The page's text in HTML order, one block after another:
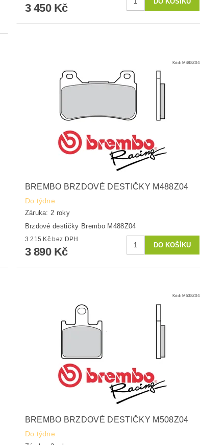
3 450 Kč
Kód: M488Z04
BREMBO BRZDOVÉ DESTIČKY M488Z04
Do týdne
Záruka: 2 roky
Brzdové destičky Brembo M488Z04
3 215 Kč bez DPH
3 890 Kč
Kód: M508Z04
BREMBO BRZDOVÉ DESTIČKY M508Z04
Do týdne